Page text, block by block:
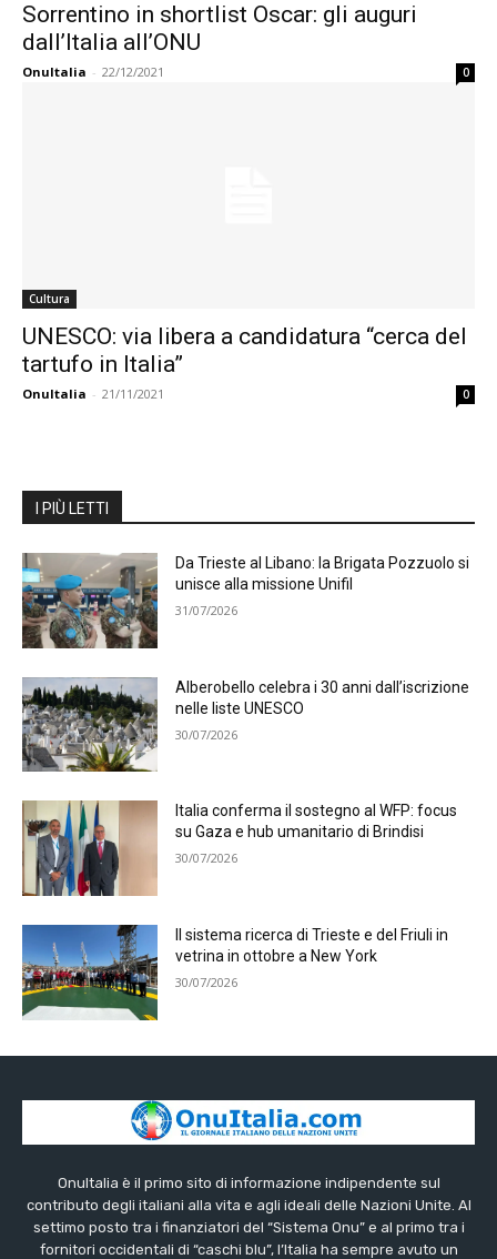
Sorrentino in shortlist Oscar: gli auguri
dall’Italia all’ONU
OnuItalia - 22/12/2021 0
Cultura
UNESCO: via libera a candidatura “cerca del
tartufo in Italia”
OnuItalia - 21/11/2021 0
I PIÙ LETTI
Da Trieste al Libano: la Brigata Pozzuolo si
unisce alla missione Unifil
31/07/2026
Alberobello celebra i 30 anni dall’iscrizione
nelle liste UNESCO
30/07/2026
Italia conferma il sostegno al WFP: focus
su Gaza e hub umanitario di Brindisi
30/07/2026
Il sistema ricerca di Trieste e del Friuli in
vetrina in ottobre a New York
30/07/2026
OnuItalia è il primo sito di informazione indipendente sul
contributo degli italiani alla vita e agli ideali delle Nazioni Unite. Al
settimo posto tra i finanziatori del “Sistema Onu” e al primo tra i
fornitori occidentali di “caschi blu”, l’Italia ha sempre avuto un